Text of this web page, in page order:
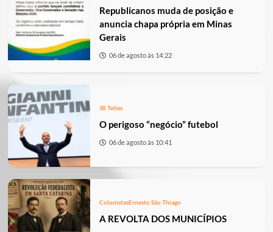
Republicanos muda de posição e
anuncia chapa própria em Minas
Gerais
06 de agosto às 14:22
JB Telles
O perigoso “negócio” futebol
06 de agosto às 10:41
ColunistasErnesto São Thiago
A REVOLTA DOS MUNICÍPIOS